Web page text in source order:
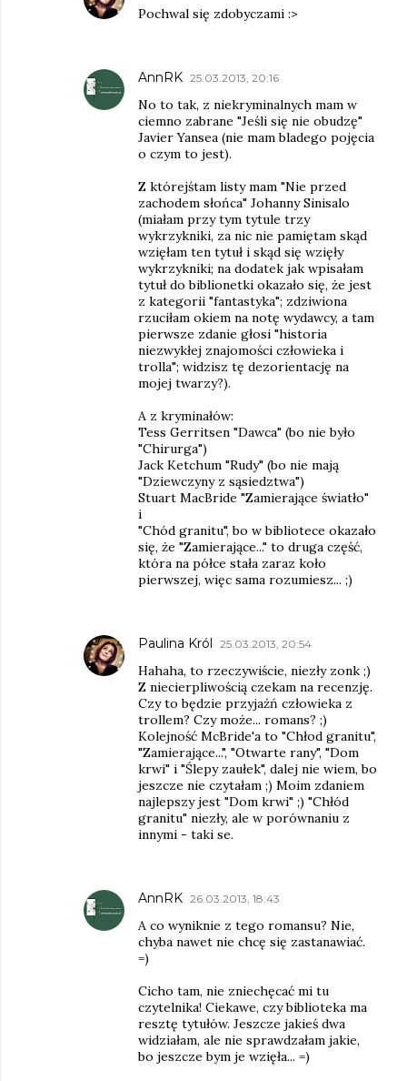
Pochwal się zdobyczami :>
AnnRK 25.03.2013, 20:16
No to tak, z niekryminalnych mam w
ciemno zabrane "Jeśli się nie obudzę"
Javier Yansea (nie mam bladego pojęcia
o czym to jest).
Z którejśtam listy mam "Nie przed
zachodem słońca" Johanny Sinisalo
(miałam przy tym tytule trzy
wykrzykniki, za nic nie pamiętam skąd
wzięłam ten tytuł i skąd się wzięły
wykrzykniki; na dodatek jak wpisałam
tytuł do biblionetki okazało się, że jest
z kategorii "fantastyka"; zdziwiona
rzuciłam okiem na notę wydawcy, a tam
pierwsze zdanie głosi "historia
niezwykłej znajomości człowieka i
trolla"; widzisz tę dezorientację na
mojej twarzy?).
A z kryminałów:
Tess Gerritsen "Dawca" (bo nie było
"Chirurga")
Jack Ketchum "Rudy" (bo nie mają
"Dziewczyny z sąsiedztwa")
Stuart MacBride "Zamierające światło"
i
"Chód granitu", bo w bibliotece okazało
się, że "Zamierające..." to druga część,
która na półce stała zaraz koło
pierwszej, więc sama rozumiesz... ;)
Paulina Król 25.03.2013, 20:54
Hahaha, to rzeczywiście, niezły zonk ;)
Z niecierpliwością czekam na recenzję.
Czy to będzie przyjaźń człowieka z
trollem? Czy może... romans? ;)
Kolejność McBride'a to "Chłod granitu",
"Zamierające...", "Otwarte rany", "Dom
krwi" i "Ślepy zaułek", dalej nie wiem, bo
jeszcze nie czytałam ;) Moim zdaniem
najlepszy jest "Dom krwi" ;) "Chłód
granitu" niezły, ale w porównaniu z
innymi - taki se.
AnnRK 26.03.2013, 18:43
A co wyniknie z tego romansu? Nie,
chyba nawet nie chcę się zastanawiać.
=)
Cicho tam, nie zniechęcać mi tu
czytelnika! Ciekawe, czy biblioteka ma
resztę tytułów. Jeszcze jakieś dwa
widziałam, ale nie sprawdzałam jakie,
bo jeszcze bym je wzięła... =)